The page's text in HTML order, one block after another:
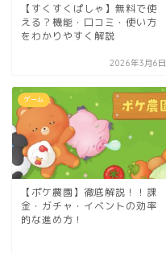
【すくすくぱしゃ】無料で使
える？機能・口コミ・使い方
をわかりやすく解説
2026年3月6日
ゲーム
【ポケ農園】徹底解説！！課
金・ガチャ・イベントの効率
的な進め方！